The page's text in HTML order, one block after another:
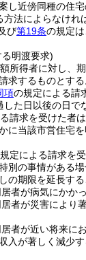
し近傍同種の住
法によらなけれ
び第19条の規定は
明渡要求)
所得者に対し、
求するものとする
項の規定による請
た日以後の日で
請求を受けた者は
に当該市営住宅
定による請求を
別の事情がある
の期限を延長する
者が病気にかか
者が災害により
者が近い将来に
入が著しく減少